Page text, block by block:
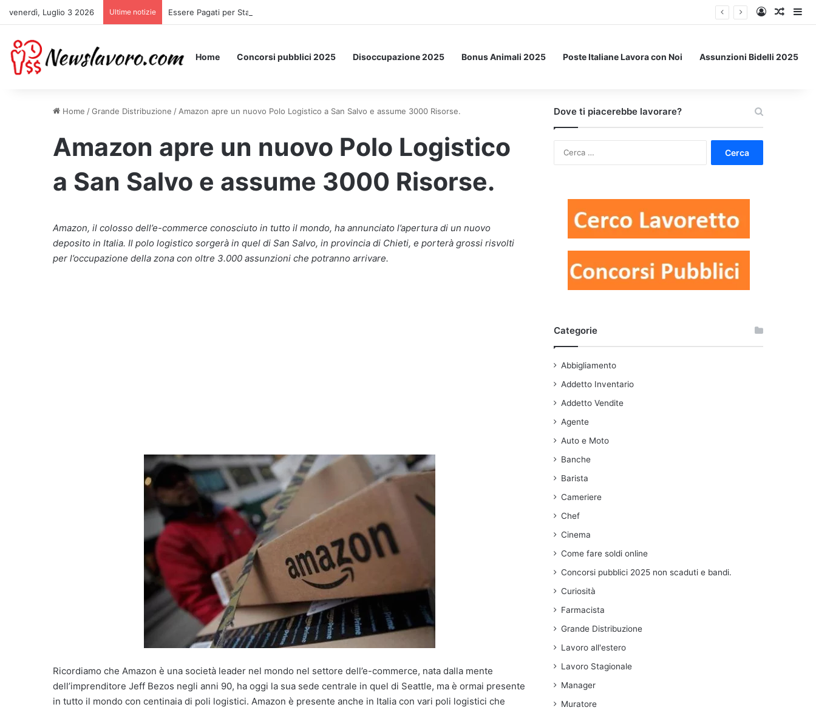
venerdì, Luglio 3 2026 Ultime notizie Essere Pagati per Stare a Letto: ecco l’esperimento spaziale. Accedi
Un
Home Concorsi pubblici 2025 Disoccupazione 2025 Bonus Animali 2025 Poste Italiane Lavora con Noi Assunzioni Bidelli 2025
Home /Grande Distribuzione / Amazon apre un nuovo Polo Logistico a San Salvo e assume 3000 Risorse.
Amazon apre un nuovo Polo Logistico
a San Salvo e assume 3000 Risorse.
Amazon, il colosso dell’e-commerce conosciuto in tutto il mondo, ha annunciato l’apertura di un nuovo
deposito in Italia. Il polo logistico sorgerà in quel di San Salvo, in provincia di Chieti, e porterà grossi risvolti
per l’occupazione della zona con oltre 3.000 assunzioni che potranno arrivare.
Ricordiamo che Amazon è una società leader nel mondo nel settore dell’e-commerce, nata dalla mente
dell’imprenditore Jeff Bezos negli anni 90, ha oggi la sua sede centrale in quel di Seattle, ma è ormai presente
in tutto il mondo con centinaia di poli logistici. Amazon è presente anche in Italia con vari poli logistici che
Dove ti piacerebbe lavorare?
Categorie
Abbigliamento
Addetto Inventario
Addetto Vendite
Agente
Auto e Moto
Banche
Barista
Cameriere
Chef
Cinema
Come fare soldi online
Concorsi pubblici 2025 non scaduti e bandi.
Curiosità
Farmacista
Grande Distribuzione
Lavoro all'estero
Lavoro Stagionale
Manager
Muratore